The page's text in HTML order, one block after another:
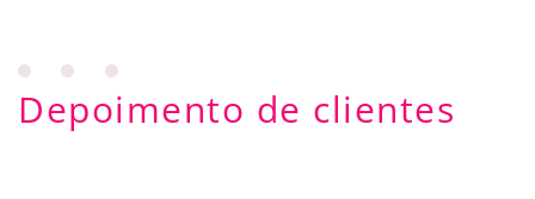
Depoimento de clientes